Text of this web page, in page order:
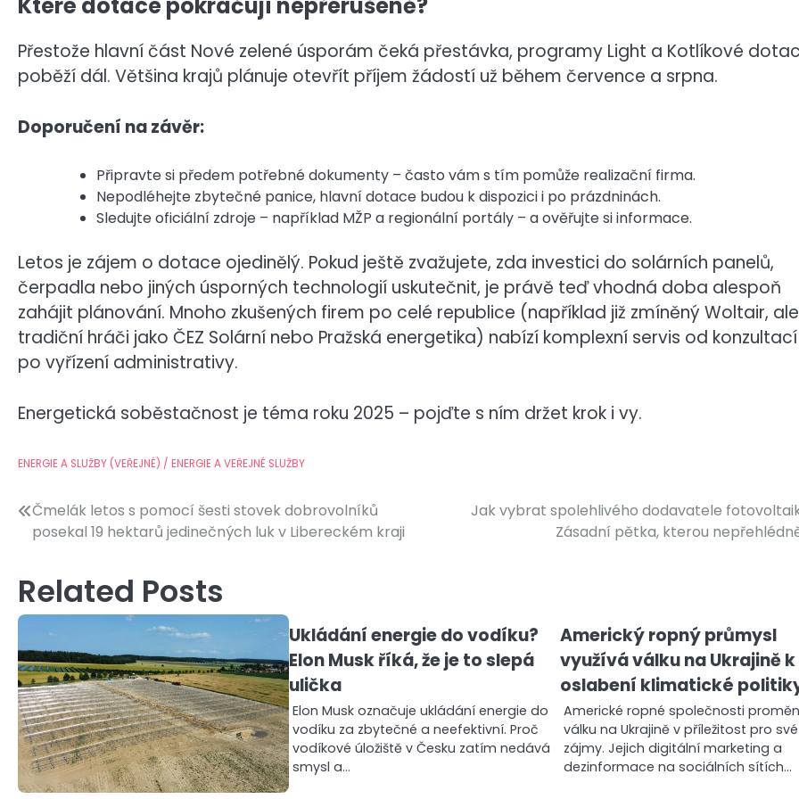
Které dotace pokračují nepřerušeně?
Přestože hlavní část Nové zelené úsporám čeká přestávka, programy Light a Kotlíkové
poběží dál. Většina krajů plánuje otevřít příjem žádostí už během července a srpna.
Doporučení na závěr:
Připravte si předem potřebné dokumenty – často vám s tím pomůže realizační firma.
Nepodléhejte zbytečné panice, hlavní dotace budou k dispozici i po prázdninách.
Sledujte oficiální zdroje – například MŽP a regionální portály – a ověřujte si informace.
Letos je zájem o dotace ojedinělý. Pokud ještě zvažujete, zda investici do solárních panelů,
čerpadla nebo jiných úsporných technologií uskutečnit, je právě teď vhodná doba alespoň
zahájit plánování. Mnoho zkušených firem po celé republice (například již zmíněný Woltair,
tradiční hráči jako ČEZ Solární nebo Pražská energetika) nabízí komplexní servis od
po vyřízení administrativy.
Energetická soběstačnost je téma roku 2025 – pojďte s ním držet krok i vy.
ENERGIE A SLUŽBY (VEŘEJNÉ) / ENERGIE A VEŘEJNÉ SLUŽBY
Navigace
pro
příspěvek
Čmelák letos s pomocí šesti stovek dobrovolníků
posekal 19 hektarů jedinečných luk v Libereckém kraji
Jak vybrat spolehlivého dodavatele
Zásadní pětka, kterou
Related Posts
Ukládání energie do vodíku?
Elon Musk říká, že je to slepá
ulička
Elon Musk označuje ukládání energie do
vodíku za zbytečné a neefektivní. Proč
vodíkové úložiště v Česku zatím nedává
smysl a…
Americký ropný průmysl
využívá válku na Ukrajině k
oslabení klimatické
Americké ropné společnosti
válku na Ukrajině v příležitost pro své
zájmy. Jejich digitální marketing a
dezinformace na sociálních sítích…